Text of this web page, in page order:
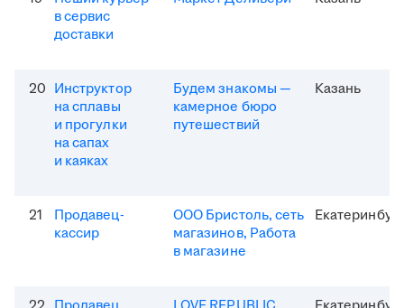
в сервис
доставки
20 Инструктор
на сплавы
и прогулки
на сапах
и каяках
Будем знакомы —
камерное бюро
путешествий
Казань
21
Продавец-
кассир
ООО Бристоль, сеть
магазинов, Работа
в магазине